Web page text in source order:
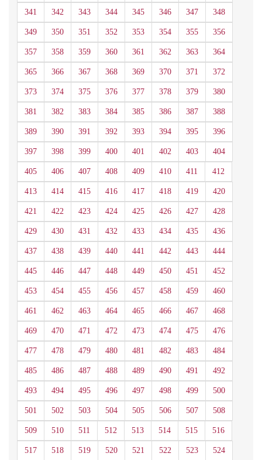
341 342 343 344 345 346 347 348
349 350 351 352 353 354 355 356
357 358 359 360 361 362 363 364
365 366 367 368 369 370 371 372
373 374 375 376 377 378 379 380
381 382 383 384 385 386 387 388
389 390 391 392 393 394 395 396
397 398 399 400 401 402 403 404
405 406 407 408 409 410 411 412
413 414 415 416 417 418 419 420
421 422 423 424 425 426 427 428
429 430 431 432 433 434 435 436
437 438 439 440 441 442 443 444
445 446 447 448 449 450 451 452
453 454 455 456 457 458 459 460
461 462 463 464 465 466 467 468
469 470 471 472 473 474 475 476
477 478 479 480 481 482 483 484
485 486 487 488 489 490 491 492
493 494 495 496 497 498 499 500
501 502 503 504 505 506 507 508
509 510 511 512 513 514 515 516
517 518 519 520 521 522 523 524